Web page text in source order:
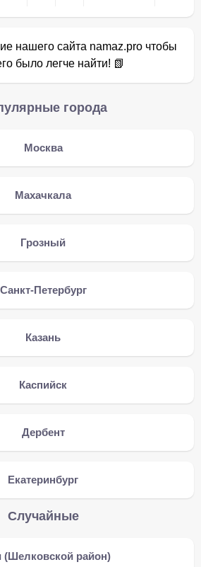
нашего сайта namaz.pro чтобы
было легче найти! 📗
города
Москва
Махачкала
Грозный
Санкт-Петербург
Казань
Каспийск
Дербент
Екатеринбург
Случайные
(Шелковской район)